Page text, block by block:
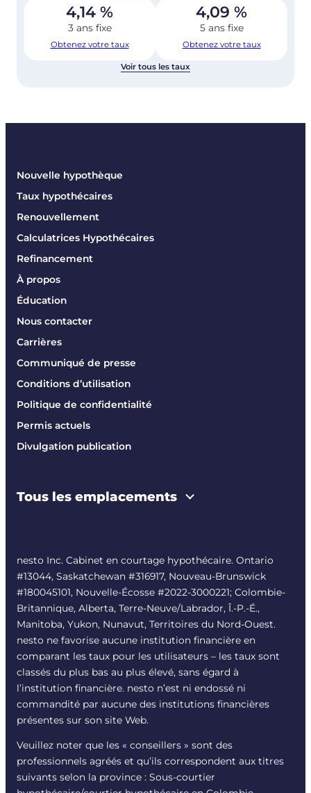
4,14 %
3 ans fixe
Obtenez votre taux
4,09 %
5 ans fixe
Obtenez votre taux
Voir tous les taux
Nouvelle hypothèque
Taux hypothécaires
Renouvellement
Calculatrices Hypothécaires
Refinancement
À propos
Éducation
Nous contacter
Carrières
Communiqué de presse
Conditions d’utilisation
Politique de confidentialité
Permis actuels
Divulgation publication
Tous les emplacements
nesto Inc. Cabinet en courtage hypothécaire. Ontario
#13044, Saskatchewan #316917, Nouveau-Brunswick
#180045101, Nouvelle-Écosse #2022-3000221; Colombie-
Britannique, Alberta, Terre-Neuve/Labrador, Î.-P.-É.,
Manitoba, Yukon, Nunavut, Territoires du Nord-Ouest.
nesto ne favorise aucune institution financière en
comparant les taux pour les utilisateurs – les taux sont
classés du plus bas au plus élevé, sans égard à
l’institution financière. nesto n’est ni endossé ni
commandité par aucune des institutions financières
présentes sur son site Web.
Veuillez noter que les « conseillers » sont des
professionnels agréés et qu’ils correspondent aux titres
suivants selon la province : Sous-courtier